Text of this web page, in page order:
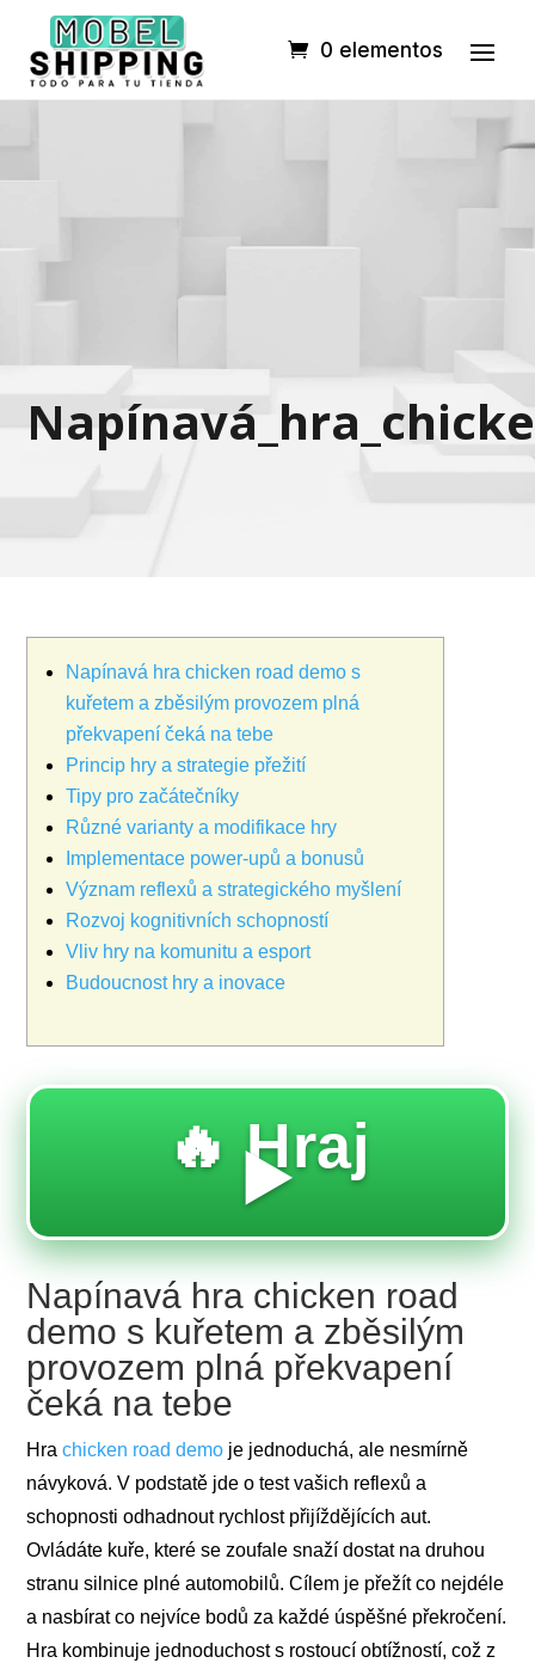
0 elementos
Napínavá hra chicken road demo s
kuřetem a zběsilým provozem plná
překvapení čeká na tebe
Princip hry a strategie přežití
Tipy pro začátečníky
Různé varianty a modifikace hry
Implementace power-upů a bonusů
Význam reflexů a strategického myšlení
Rozvoj kognitivních schopností
Vliv hry na komunitu a esport
Budoucnost hry a inovace
🔥 Hraj
▶️
Napínavá hra chicken road
demo s kuřetem a zběsilým
provozem plná překvapení
čeká na tebe
Hrachicken road demo je jednoduchá, ale nesmírně
návyková. V podstatě jde o test vašich reflexů a
schopnosti odhadnout rychlost přijíždějících aut.
Ovládáte kuře, které se zoufale snaží dostat na druhou
stranu silnice plné automobilů. Cílem je přežít co nejdéle
a nasbírat co nejvíce bodů za každé úspěšné překročení.
Hra kombinuje jednoduchost s rostoucí obtížností, což z